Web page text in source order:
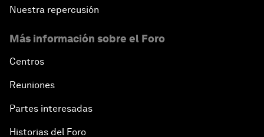
Nuestra repercusión
Más información sobre el Foro
Centros
Reuniones
Partes interesadas
Historias del Foro